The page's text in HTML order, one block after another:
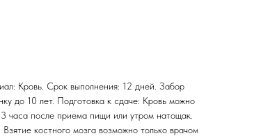
Кровь. Срок выполнения: 12 дней. Забор
до 10 лет. Подготовка к сдаче: Кровь можно
часа после приема пищи или утром натощак.
костного мозга возможно только врачом